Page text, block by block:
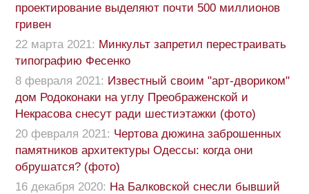
проектирование выделяют почти 500 миллионов
гривен
22 марта 2021: Минкульт запретил перестраивать
типографию Фесенко
8 февраля 2021: Известный своим "арт-двориком"
дом Родоконаки на углу Преображенской и
Некрасова снесут ради шестиэтажки (фото)
20 февраля 2021: Чертова дюжина заброшенных
памятников архитектуры Одессы: когда они
обрушатся? (фото)
16 декабря 2020: На Балковской снесли бывший